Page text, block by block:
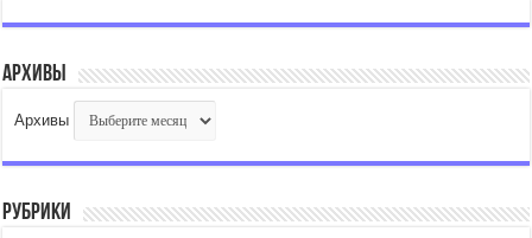
Архивы
Архивы
Рубрики